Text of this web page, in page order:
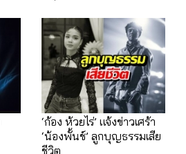
‘ก้อง ห้วยไร่’ แจ้งข่าวเศร้า
‘น้องพั้นช์’ ลูกบุญธรรมเสีย
ชีวิต